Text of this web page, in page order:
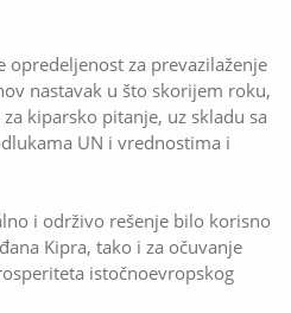
opredeljenost za prevazilaženje
nastavak u što skorijem roku,
kiparsko pitanje, uz skladu sa
UN i vrednostima i
i održivo rešenje bilo korisno
Kipra, tako i za očuvanje
istočnoevropskog